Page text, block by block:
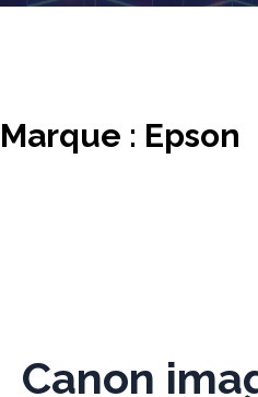
Marque : Epson
Canon